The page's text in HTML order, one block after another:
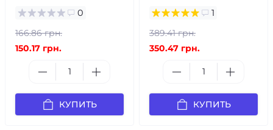
0
166.86 грн.
150.17 грн.
КУПИТЬ
1
389.41 грн.
350.47 грн.
КУПИТЬ